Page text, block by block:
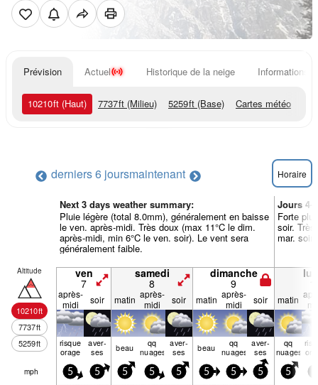
Prévision Actuel Historique de la neige Informations
10210ft (Haut) 7737ft (Milieu) 5259ft (Base) Cartes météo
derniers 6 joursmaintenant Horaire
Next 3 days weather summary:
Pluie légère (total 8.0mm), généralement en baisse
le ven. après-midi. Très doux (max 11°C le dim.
après-midi, min 6°C le ven. soir). Le vent sera
généralement faible.
Jours 4-
Forte
soir.
mar.
Altitude
10210ft
7737ft
5259ft
ven
7
samedi
8
dimanche
9
après-
midi
soir matin après-
midi
soir matin après-
midi
soir matin
risque
orage
aver­
ses beau qq
nuages
aver­
ses beau qq
nuages
aver­
ses
qq
nuages
mph 5 5 5 5 5 5 5 5 5